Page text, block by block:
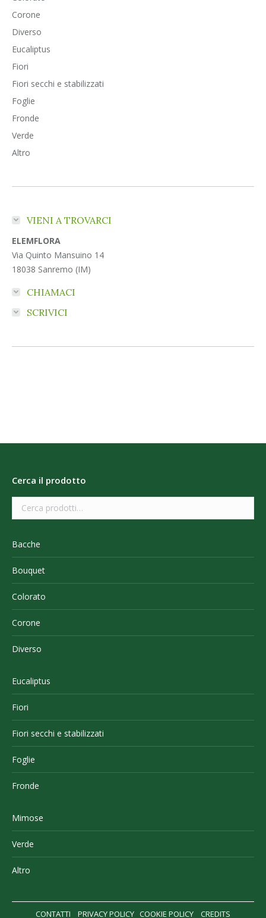
Corone
Diverso
Eucaliptus
Fiori
Fiori secchi e stabilizzati
Foglie
Fronde
Verde
Altro
VIENI A TROVARCI
ELEMFLORA
Via Quinto Mansuino 14
18038 Sanremo (IM)
CHIAMACI
SCRIVICI
Cerca il prodotto
Bacche
Bouquet
Colorato
Corone
Diverso
Eucaliptus
Fiori
Fiori secchi e stabilizzati
Foglie
Fronde
Mimose
Verde
Altro
CONTATTI PRIVACY POLICY COOKIE POLICY CREDITS